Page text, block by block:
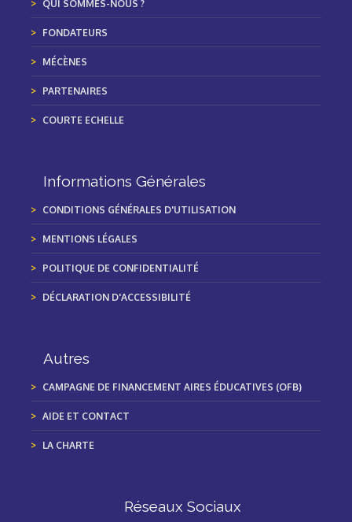
QUI SOMMES-NOUS ?
FONDATEURS
MÉCÈNES
PARTENAIRES
COURTE ECHELLE
Informations Générales
CONDITIONS GÉNÉRALES D'UTILISATION
MENTIONS LÉGALES
POLITIQUE DE CONFIDENTIALITÉ
DÉCLARATION D'ACCESSIBILITÉ
Autres
CAMPAGNE DE FINANCEMENT AIRES ÉDUCATIVES (OFB)
AIDE ET CONTACT
LA CHARTE
Réseaux Sociaux